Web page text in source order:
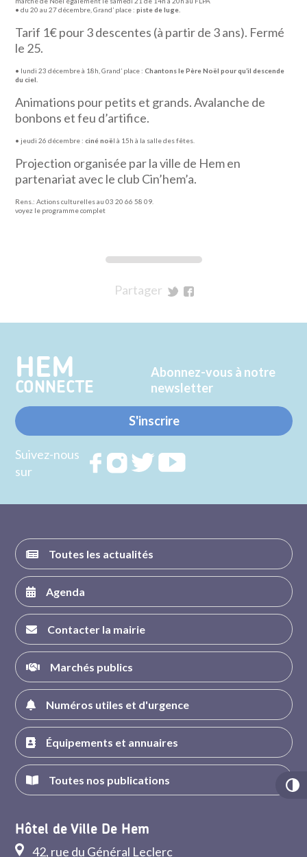
• du 20 au 27 décembre, Grand’ place :piste de luge.
Tarif 1€ pour 3 descentes (à partir de 3 ans). Fermé
le 25.
• lundi 23 décembre à 18h, Grand’ place :Chantons le Père Noël pour qu’il descende
du ciel.
Animations pour petits et grands. Avalanche de
bonbons et feu d’artifice.
• jeudi 26 décembre :ciné noël à 15h à la salle des fêtes.
Projection organisée par la ville de Hem en
partenariat avec le club Cin’hem’a.
Rens.: Actions culturelles au 03 20 66 58 09.
voyez le programme complet
Partager
Twitter
Facebook
HEM
CONNECTE
Abonnez-vous à notre
newsletter
S'inscrire
Suivez-nous
sur
RejoignezRejoignezRejoignez
Toutes les actualités
Agenda
Contacter la mairie
Marchés publics
Numéros utiles et d'urgence
Équipements et annuaires
Toutes nos publications
Hôtel de Ville De Hem
42, rue du Général Leclerc